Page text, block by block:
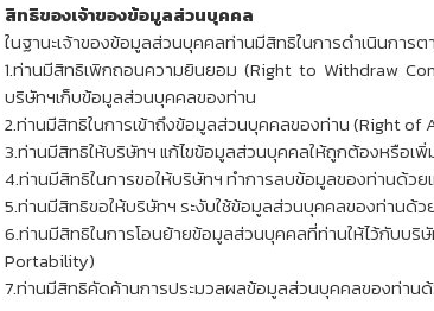
สิทธิของเจ้าของข้อมูลส่วนบุคคล
ในฐานะเจ้าของข้อมูลส่วนบุคคลท่านมีสิทธิในการดำเนินกา
1.ท่านมีสิทธิเพิกถอนความยินยอม (Right to Withdraw
บริษัทฯเก็บข้อมูลส่วนบุคคลของท่าน
2.ท่านมีสิทธิในการเข้าถึงข้อมูลส่วนบุคคลของท่าน (Right of
3.ท่านมีสิทธิให้บริษัทฯ แก้ไขข้อมูลส่วนบุคคลให้ถูกต้องหรือ
4.ท่านมีสิทธิในการขอให้บริษัทฯ ทำการลบข้อมูลของท่านด้วย
5.ท่านมีสิทธิขอให้บริษัทฯ ระงับใช้ข้อมูลส่วนบุคคลของท่านด้
6.ท่านมีสิทธิในการโอนย้ายข้อมูลส่วนบุคคลที่ท่านให้ไว้กับบ
Portability)
7.ท่านมีสิทธิคัดค้านการประมวลผลข้อมูลส่วนบุคคลของท่าน